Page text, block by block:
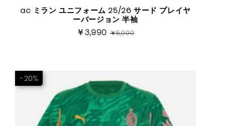
ac ミラン ユニフォーム 25/26 サード プレイヤ
ーバージョン 半袖
￥3,990￥5,000
-20%